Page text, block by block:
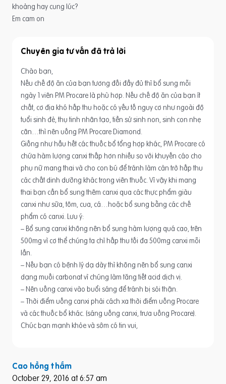
khoảng hay cung lúc?
Em cam on
Chuyên gia tư vấn
Chào bạn,
Nếu chế độ ăn của bạn tương đối đầy đủ thì bổ sung mỗi
ngày 1 viên PM Procare là phù hợp. Nếu chế độ ăn của bạn ít
chất, cơ địa khó hấp thu hoặc có yếu tố nguy cơ như ngoài độ
tuổi sinh đẻ, thụ tinh nhân tạo, tiền sử sinh non, sinh con nhẹ
cân…thì nên uống PM Procare Diamond.
Giống như hầu hết các thuốc bổ tổng hợp khác, PM Procare có
chứa hàm lượng canxi thấp hơn nhiều so với khuyến cáo cho
phụ nữ mang thai và cho con bú để tránh làm cản trở hấp thu
các chất dinh dưỡng khác trong viên thuốc. Vì vậy khi mang
thai bạn cần bổ sung thêm canxi qua các thực phẩm giàu
canxi như sữa, tôm, cua, cá…hoặc bổ sung bằng các chế
phẩm có canxi. Lưu ý:
– Bổ sung canxi không nên bổ sung hàm lượng quá cao, trên
500mg vì cơ thể chúng ta chỉ hấp thu tối đa 500mg canxi mỗi
lần.
– Nếu bạn có bệnh lý dạ dày thì không nên bổ sung canxi
dạng muối carbonat vì chúng làm tăng tiết acid dịch vị.
– Nên uống canxi vào buổi sáng để tránh bị sỏi thận.
– Thời điểm uống canxi phải cách xa thời điểm uống Procare
và các thuốc bổ khác. (sáng uống canxi, trưa uống Procare).
Chúc bạn mạnh khỏe và sớm có tin vui,
Cao hồng thắm
October 29, 2016 at 6:57 am